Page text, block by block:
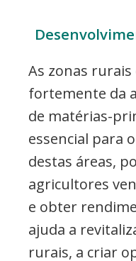
As zonas
fortemente da
de matérias-
essencial para
destas áreas,
agricultores
e obter
ajuda a
rurais, a criar